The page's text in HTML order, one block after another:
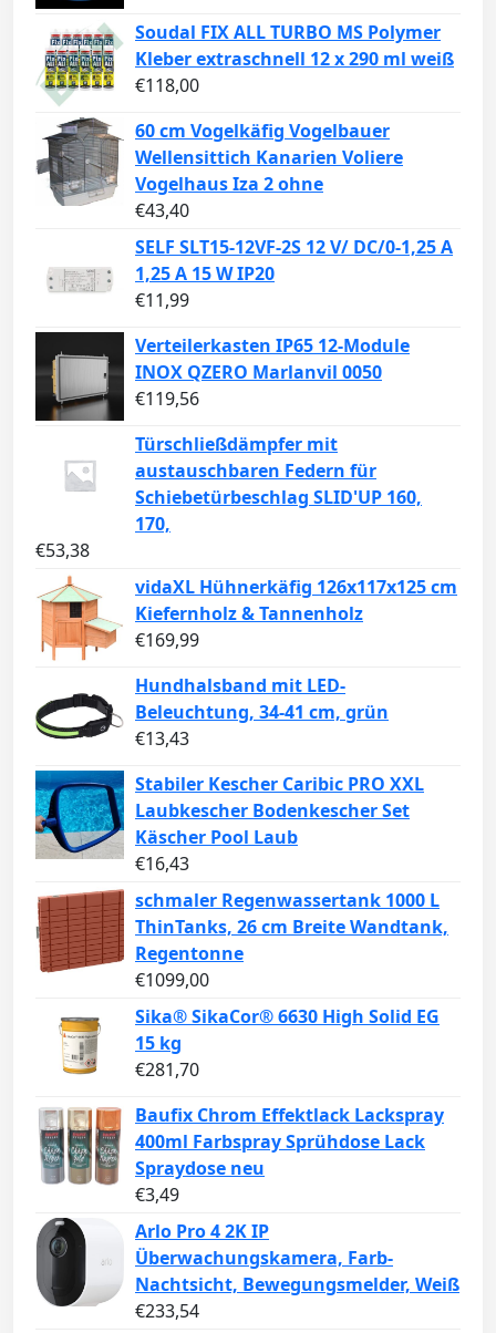
Soudal FIX ALL TURBO MS Polymer
Kleber extraschnell 12 x 290 ml weiß
€118,00
60 cm Vogelkäfig Vogelbauer
Wellensittich Kanarien Voliere
Vogelhaus Iza 2 ohne
€43,40
SELF SLT15-12VF-2S 12 V/ DC/0-1,25 A
1,25 A 15 W IP20
€11,99
Verteilerkasten IP65 12-Module
INOX QZERO Marlanvil 0050
€119,56
Türschließdämpfer mit
austauschbaren Federn für
Schiebetürbeschlag SLID'UP 160,
170,
€53,38
vidaXL Hühnerkäfig 126x117x125 cm
Kiefernholz & Tannenholz
€169,99
Hundhalsband mit LED-
Beleuchtung, 34-41 cm, grün
€13,43
Stabiler Kescher Caribic PRO XXL
Laubkescher Bodenkescher Set
Käscher Pool Laub
€16,43
schmaler Regenwassertank 1000 L
ThinTanks, 26 cm Breite Wandtank,
Regentonne
€1099,00
Sika® SikaCor® 6630 High Solid EG
15 kg
€281,70
Baufix Chrom Effektlack Lackspray
400ml Farbspray Sprühdose Lack
Spraydose neu
€3,49
Arlo Pro 4 2K IP
Überwachungskamera, Farb-
Nachtsicht, Bewegungsmelder, Weiß
€233,54